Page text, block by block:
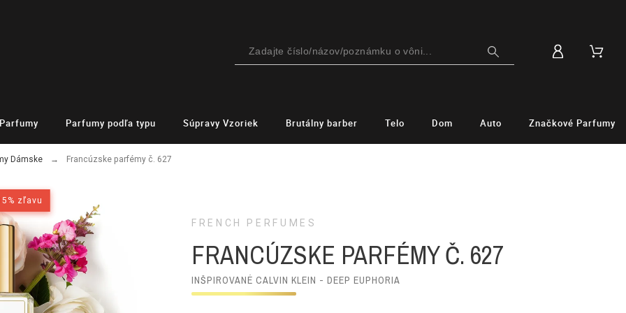
Parfumy Parfumy podľa typu Súpravy Vzoriek Brutálny barber Telo Dom Auto Značkové Parfumy
Dámske Francúzske parfémy č. 627
zľavu
zľavu
FRENCH PERFUMES
FRANCÚZSKE PARFÉMY Č. 627
INŠPIROVANÉ CALVIN KLEIN - DEEP EUPHORIA